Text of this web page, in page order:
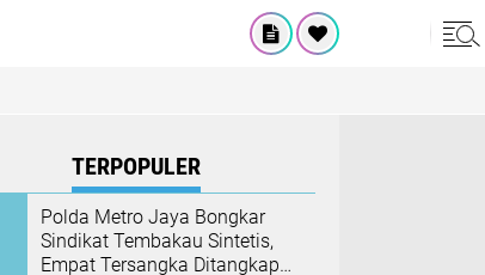
TERPOPULER
‎Polda Metro Jaya Bongkar
Sindikat Tembakau Sintetis,
Empat Tersangka Ditangkap